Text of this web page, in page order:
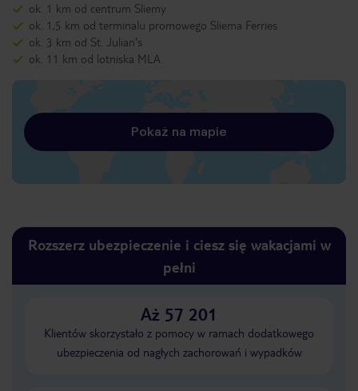
ok. 1 km od centrum Sliemy
ok. 1,5 km od terminalu promowego Sliema Ferries
ok. 3 km od St. Julian's
ok. 11 km od lotniska MLA
Pokaż na mapie
Rozszerz ubezpieczenie i ciesz się wakacjami w
pełni
Aż 57 201
Klientów skorzystało z pomocy w ramach dodatkowego
ubezpieczenia od nagłych zachorowań i wypadków